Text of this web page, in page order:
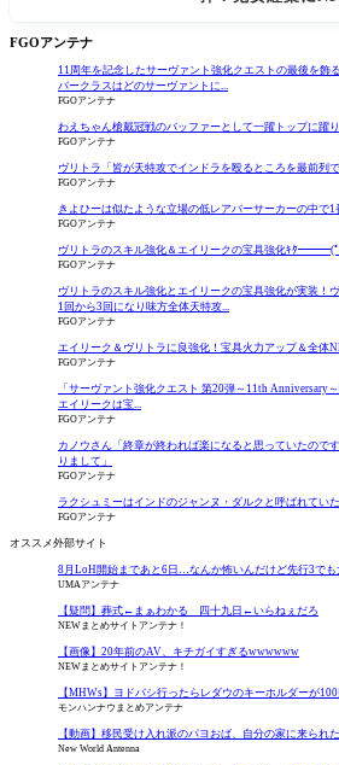
FGOアンテナ
11周年を記念したサーヴァント強化クエストの最後を飾
バークラスはどのサーヴァントに...
FGOアンテナ
わえちゃん槍戴冠戦のバッファーとして一躍トップに躍
FGOアンテナ
ヴリトラ「皆が天特攻でインドラを殴るところを最前列で
FGOアンテナ
きよひーは似たような立場の低レアバーサーカーの中で
FGOアンテナ
ヴリトラのスキル強化＆エイリークの宝具強化ｷﾀ
FGOアンテナ
ヴリトラのスキル強化とエイリークの宝具強化が実装！
1回から3回になり味方全体天特攻...
FGOアンテナ
エイリーク＆ヴリトラに良強化！宝具火力アップ＆全体
FGOアンテナ
「サーヴァント強化クエスト 第20弾～11th Anniversary
エイリークは宝...
FGOアンテナ
カノウさん「終章が終われば楽になると思っていたので
りまして」
FGOアンテナ
ラクシュミーはインドのジャンヌ・ダルクと呼ばれてい
FGOアンテナ
オススメ外部サイト
8月LoH開始まであと6日…なんか怖いんだけど先行3でも
UMAアンテナ
【疑問】葬式←まぁわかる 四十九日←いらねぇだろ
NEWまとめサイトアンテナ！
【画像】20年前のAV、キチガイすぎるwwwwww
NEWまとめサイトアンテナ！
【MHWs】ヨドバシ行ったらレダウのキーホルダーが
モンハンナウまとめアンテナ
【動画】移民受け入れ派のパヨおば、自分の家に来られ
New World Antenna